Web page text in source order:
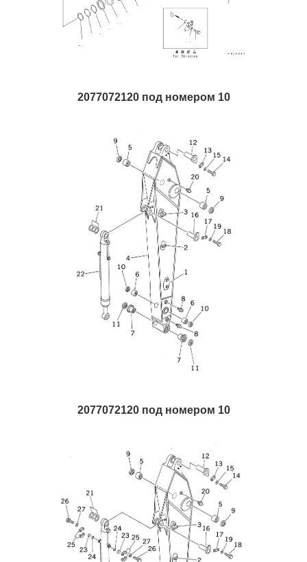
2077072120 под номером 10
2077072120 под номером 10